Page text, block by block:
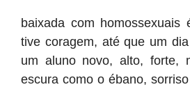
baixada com homossexuais
tive coragem, até que um
um aluno novo, alto, forte,
escura como o ébano,